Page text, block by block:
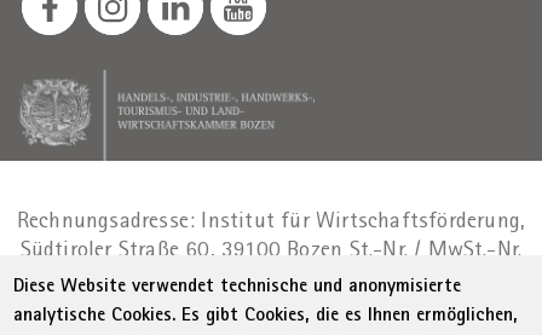
Rechnungsadresse: Institut für Wirtschaftsförderung,
Südtiroler Straße 60, 39100 Bozen St.-Nr. / MwSt.-Nr.
01716880214|administration-
as@bz.legalmail.camcom.it
Diese Website verwendet technische und anonymisierte
analytische Cookies. Es gibt Cookies, die es Ihnen ermöglichen,